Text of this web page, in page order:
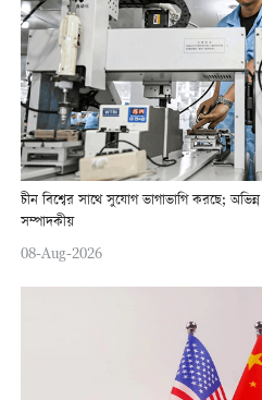
চীন বিশ্বের সাথে সুযোগ ভাগাভাগি করছে;
সম্পাদকীয়
08-Aug-2026